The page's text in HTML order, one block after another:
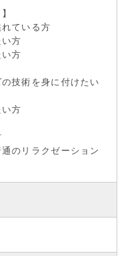
ている方
方
方
技術を身に付けたい
方
のリラクゼーション